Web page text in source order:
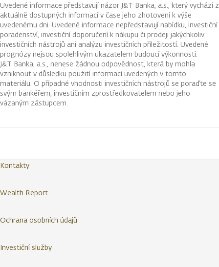
Uvedené informace představují názor J&T Banka, a.s., který vychází z
aktuálně dostupných informací v čase jeho zhotovení k výše
uvedenému dni. Uvedené informace nepředstavují nabídku, investiční
poradenství, investiční doporučení k nákupu či prodeji jakýchkoliv
investičních nástrojů ani analýzu investičních příležitostí. Uvedené
prognózy nejsou spolehlivým ukazatelem budoucí výkonnosti.
J&T Banka, a.s., nenese žádnou odpovědnost, která by mohla
vzniknout v důsledku použití informací uvedených v tomto
materiálu. O případné vhodnosti investičních nástrojů se poraďte se
svým bankéřem, investičním zprostředkovatelem nebo jeho
vázaným zástupcem.
Kontakty
Wealth Report
Ochrana osobních údajů
Investiční služby